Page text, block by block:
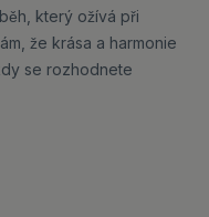
který ožívá při
že krása a harmonie
se rozhodnete